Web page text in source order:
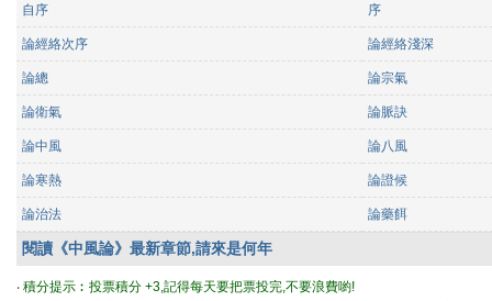
自序 序
論經絡次序 論經絡淺深
論總 論宗氣
論衛氣 論脈訣
論中風 論八風
論寒熱 論證候
論治法 論藥餌
閱讀《中風論》最新章節,請來是何年
‧ 積分提示︰投票積分 +3,記得每天要把票投完,不要浪費喲!